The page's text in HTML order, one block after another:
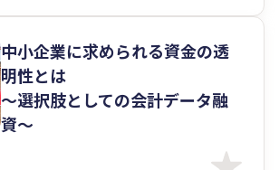
中小企業に求められる資金の透
明性とは
～選択肢としての会計データ融
資～